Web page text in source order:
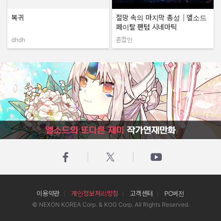
복귀
dhdh
절망 속의 마지막 총성｜엘소드
페이탈 팬텀 시네마틱
작성자:
존깝인
엘소드의 또다른 재미 작가연재만화
이용약관 개인정보처리방침 고객센터 PC버전
© NEXON KOREA Corp. & KOG Corp. All Rights Reserved.